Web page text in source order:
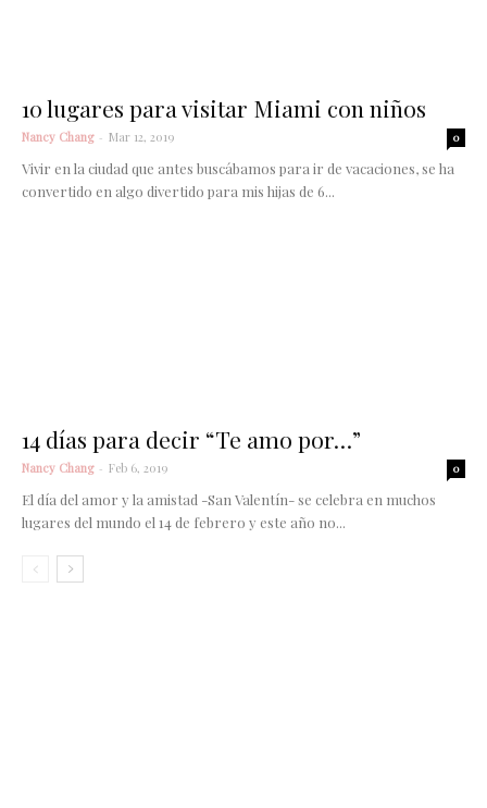
10 lugares para visitar Miami con niños
Nancy Chang - Mar 12, 2019 0
Vivir en la ciudad que antes buscábamos para ir de vacaciones, se ha
convertido en algo divertido para mis hijas de 6...
14 días para decir “Te amo por…”
Nancy Chang - Feb 6, 2019 0
El día del amor y la amistad -San Valentín- se celebra en muchos
lugares del mundo el 14 de febrero y este año no...